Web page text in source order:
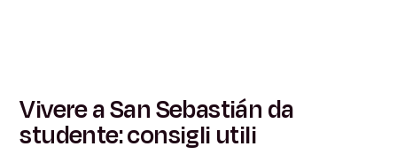
Vivere a San Sebastián da
studente: consigli utili